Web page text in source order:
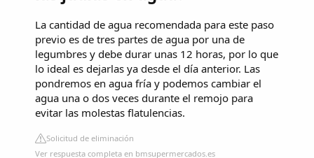
La cantidad de agua recomendada para este paso
previo es de tres partes de agua por una de
legumbres y debe durar unas 12 horas, por lo que
lo ideal es dejarlas ya desde el día anterior. Las
pondremos en agua fría y podemos cambiar el
agua una o dos veces durante el remojo para
evitar las molestas flatulencias.
Solicitud de eliminación
Ver respuesta completa en bmsupermercados.es